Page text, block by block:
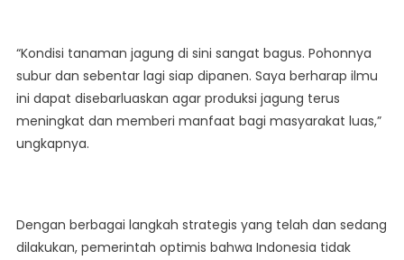
“Kondisi tanaman jagung di sini sangat bagus. Pohonnya
subur dan sebentar lagi siap dipanen. Saya berharap ilmu
ini dapat disebarluaskan agar produksi jagung terus
meningkat dan memberi manfaat bagi masyarakat luas,”
ungkapnya.
Dengan berbagai langkah strategis yang telah dan sedang
dilakukan, pemerintah optimis bahwa Indonesia tidak